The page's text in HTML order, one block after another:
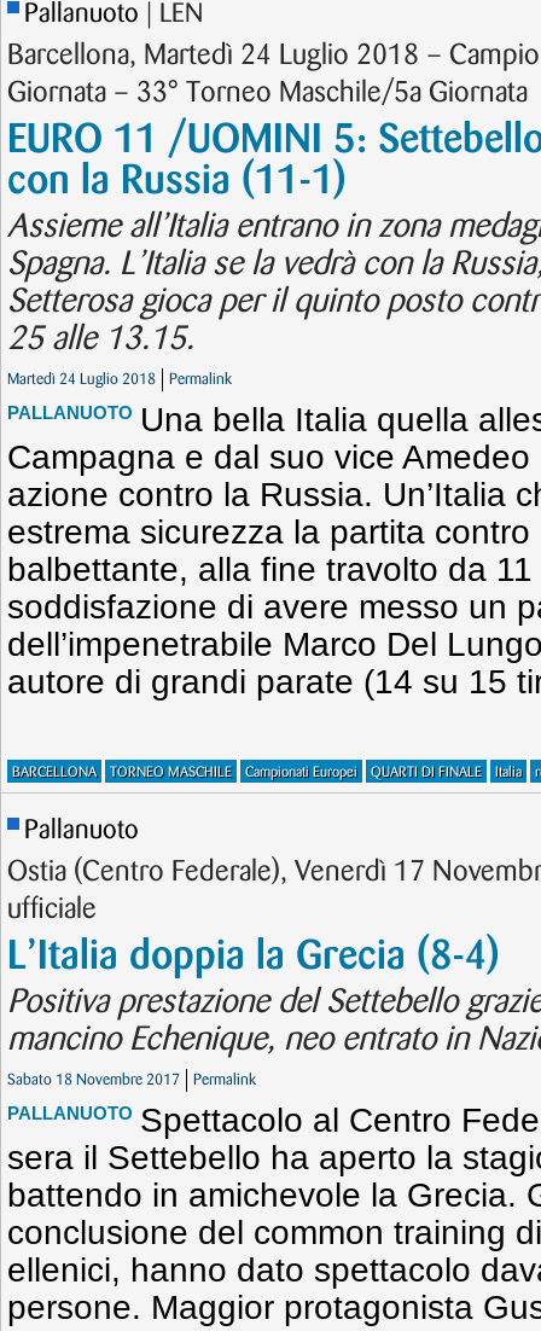
Pallanuoto | LEN
Barcellona, Martedì 24 Luglio 2018 –
Giornata – 33° Torneo Maschile/5a Giornata
EURO 11 /UOMINI 5:
con la Russia (11-1)
Assieme all’Italia entrano in zona
Spagna. L’Italia se la vedrà con la
Setterosa gioca per il quinto posto
25 alle 13.15.
Martedì 24 Luglio 2018 Permalink
PALLANUOTO Una bella Italia quella
Campagna e dal suo vice
azione contro la Russia. Un’Italia
estrema sicurezza la partita
balbettante, alla fine travolto da
soddisfazione di avere messo un
dell’impenetrabile Marco Del
autore di grandi parate (14 su 15
BARCELLONA TORNEO MASCHILE Campionati Europei QUARTI DI FINALE Italia
Pallanuoto
Ostia (Centro Federale), Venerdì 17
ufficiale
L’Italia doppia la Grecia (8-4)
Positiva prestazione del Settebello
mancino Echenique, neo entrato in
Sabato 18 Novembre 2017 Permalink
PALLANUOTO Spettacolo al Centro
sera il Settebello ha aperto la
battendo in amichevole la Grecia.
conclusione del common training
ellenici, hanno dato spettacolo
persone. Maggior protagonista